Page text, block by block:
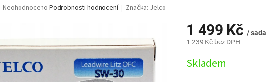
Průměrné
0,0
5
hvězdiček.
Neohodnoceno Podrobnosti hodnocení Značka: Jelco
1 499 Kč / sada
1 239 Kč bez DPH
cena:
Skladem